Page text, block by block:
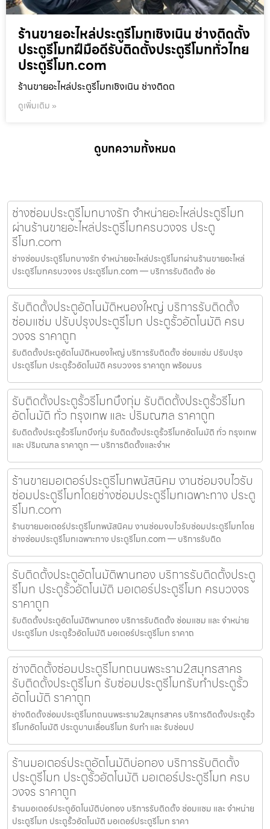
ร้านขายอะไหล่ประตูรีโมทเชิงเนิน ช่างติดตั้ง
ประตูรีโมทฝีมือดีรับติดตั้งประตูรีโมททั่วไทย
ประตูรีโมท.com
ร้านขายอะไหล่ประตูรีโมทเชิงเนิน ช่างติดต
ดูเพิ่มเติม »
ดูบทความทั้งหมด
ช่างซ่อมประตูรีโมทบางรัก จำหน่ายอะไหล่ประตูรีโมท
ผ่านร้านขายอะไหล่ประตูรีโมทครบวงจร ประตู
รีโมท.com
ช่างซ่อมประตูรีโมทบางรัก จำหน่ายอะไหล่ประตูรีโมทผ่านร้านขายอะไหล่
ประตูรีโมทครบวงจร ประตูรีโมท.com — บริการรับติดตั้ง ซ่อ
รับติดตั้งประตูอัตโนมัติหนองใหญ่ บริการรับติดตั้ง
ซ่อมแซ่ม ปรับปรุงประตูรีโมท ประตูรั้วอัตโนมัติ ครบ
วงจร ราคาถูก
รับติดตั้งประตูอัตโนมัติหนองใหญ่ บริการรับติดตั้ง ซ่อมแซ่ม ปรับปรุง
ประตูรีโมท ประตูรั้วอัตโนมัติ ครบวงจร ราคาถูก พร้อมบร
รับติดตั้งประตูรั้วรีโมทบึงกุ่ม รับติดตั้งประตูรั้วรีโมท
อัตโนมัติ ทั่ว กรุงเทพ และ ปริมณฑล ราคาถูก
รับติดตั้งประตูรั้วรีโมทบึงกุ่ม รับติดตั้งประตูรั้วรีโมทอัตโนมัติ ทั่ว กรุงเทพ
และ ปริมณฑล ราคาถูก — บริการติดตั้งและจำห
ร้านขายมอเตอร์ประตูรีโมทพนัสนิคม งานซ่อมจบไวรับ
ซ่อมประตูรีโมทโดยช่างซ่อมประตูรีโมทเฉพาะทาง ประตู
รีโมท.com
ร้านขายมอเตอร์ประตูรีโมทพนัสนิคม งานซ่อมจบไวรับซ่อมประตูรีโมทโดย
ช่างซ่อมประตูรีโมทเฉพาะทาง ประตูรีโมท.com — บริการรับติด
รับติดตั้งประตูอัตโนมัติพานทอง บริการรับติดตั้งประตู
รีโมท ประตูรั้วอัตโนมัติ มอเตอร์ประตูรีโมท ครบวงจร
ราคาถูก
รับติดตั้งประตูอัตโนมัติพานทอง บริการรับติดตั้ง ซ่อมแซม และ จำหน่าย
ประตูรีโมท ประตูรั้วอัตโนมัติ มอเตอร์ประตูรีโมท ราคาถ
ช่างติดตั้งซ่อมประตูรีโมทถนนพระราม2สมุทรสาคร
รับติดตั้งประตูรีโมท รับซ่อมประตูรีโมทรับทำประตูรั้ว
อัตโนมัติ ราคาถูก
ช่างติดตั้งซ่อมประตูรีโมทถนนพระราม2สมุทรสาคร บริการติดตั้งประตูรั้ว
รีโมทอัตโนมัติ ประตูบานเลื่อนรีโมท รับทำ และ รับซ่อมป
ร้านมอเตอร์ประตูอัตโนมัติบ่อทอง บริการรับติดตั้ง
ประตูรีโมท ประตูรั้วอัตโนมัติ มอเตอร์ประตูรีโมท ครบ
วงจร ราคาถูก
ร้านมอเตอร์ประตูอัตโนมัติบ่อทอง บริการรับติดตั้ง ซ่อมแซม และ จำหน่าย
ประตูรีโมท ประตูรั้วอัตโนมัติ มอเตอร์ประตูรีโมท ราคา